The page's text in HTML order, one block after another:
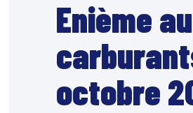
Enième
octobre